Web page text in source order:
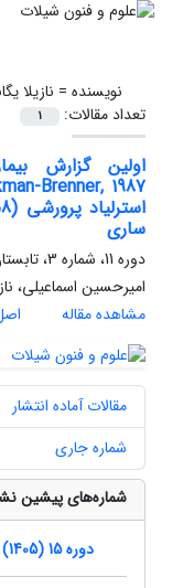
نویسنده = نازیلا
تعداد مقالات:
1
ساری
دوره 11، شماره 3، تابستان 1401، صفحه
امیرحسین اسماعیلی،
مشاهده مقاله
مقالات آماده انتشار
شماره جاری
شماره‌های پیشین
دوره 15 (1405)